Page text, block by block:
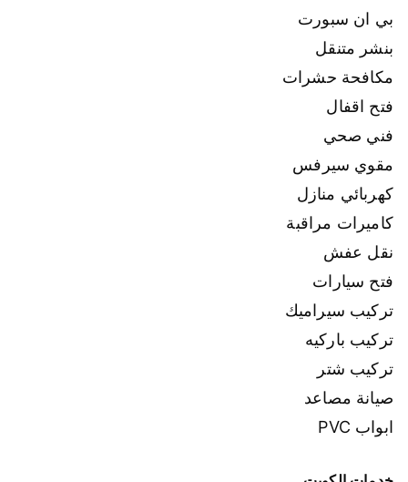
بي ان سبورت
بنشر متنقل
مكافحة حشرات
فتح اقفال
فني صحي
مقوي سيرفس
كهربائي منازل
كاميرات مراقبة
نقل عفش
فتح سيارات
تركيب سيراميك
تركيب باركيه
تركيب شتر
صيانة مصاعد
ابواب PVC